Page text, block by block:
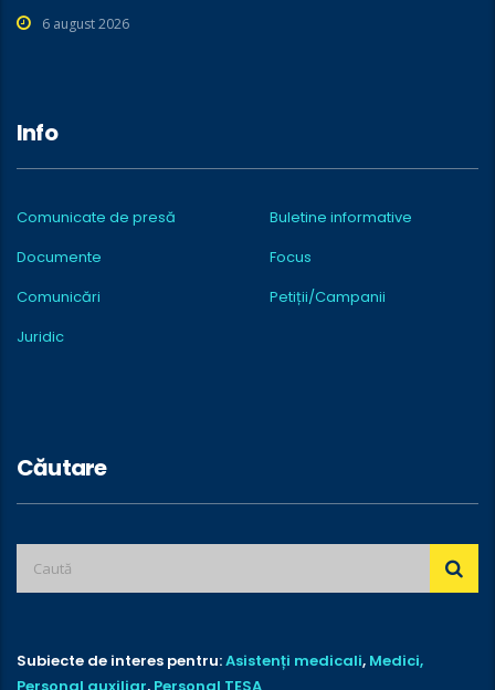
6 august 2026
Info
Comunicate de presă
Buletine informative
Documente
Focus
Comunicări
Petiții/Campanii
Juridic
Căutare
Subiecte de interes pentru:Asistenți medicali, Medici,